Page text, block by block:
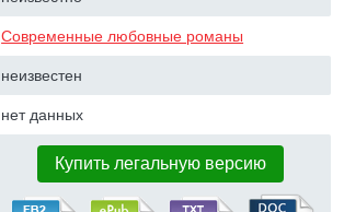
Современные любовные романы
неизвестен
нет данных
Купить легальную версию